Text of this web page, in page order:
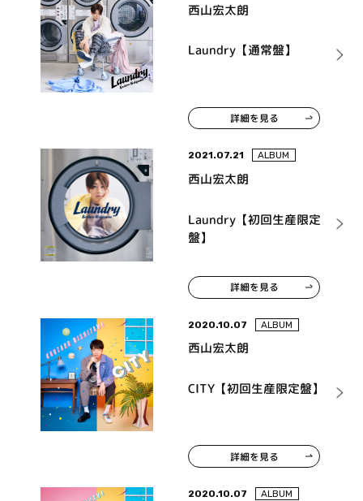
西山宏太朗
Laundry【通常盤】
詳細を見る
2021.07.21 ALBUM
西山宏太朗
Laundry【初回生産限定
盤】
詳細を見る
2020.10.07 ALBUM
西山宏太朗
CITY【初回生産限定盤】
詳細を見る
2020.10.07 ALBUM